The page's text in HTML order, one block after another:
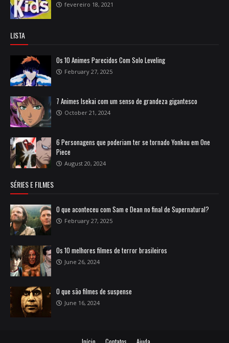
fevereiro 18, 2021
LISTA
Os 10 Animes Parecidos Com Solo Leveling
February 27, 2025
7 Animes Isekai com um senso de grandeza gigantesco
October 21, 2024
6 Personagens que poderiam ter se tornado Yonkou em One
Piece
August 20, 2024
SÉRIES E FILMES
O que aconteceu com Sam e Dean no final de Supernatural?
February 27, 2025
Os 10 melhores filmes de terror brasileiros
June 26, 2024
O que são filmes de suspense
June 16, 2024
Início Contatos Ajuda